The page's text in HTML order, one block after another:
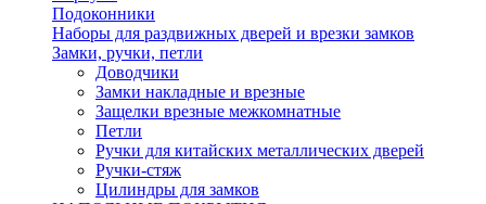
Подоконники
Наборы для раздвижных дверей и врезки замков
Замки, ручки, петли
Доводчики
Замки накладные и врезные
Защелки врезные межкомнатные
Петли
Ручки для китайских металлических дверей
Ручки-стяж
Цилиндры для замков